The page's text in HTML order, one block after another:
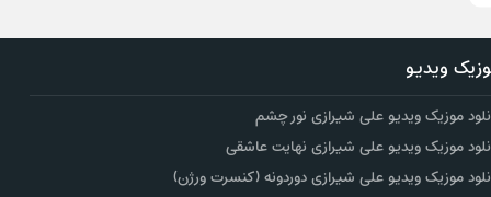
ویدیو
موزیک ویدیو علی شیرازی نور چشم
موزیک ویدیو علی شیرازی نهایت عاشقی
موزیک ویدیو علی شیرازی دوردونه (کنسرت ورژن)